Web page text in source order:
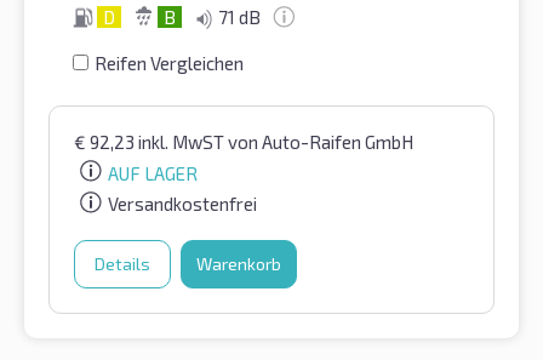
D B 71 dB
Reifen Vergleichen
€ 92,23 inkl. MwSTvon Auto-Raifen GmbH
AUF LAGER
Versandkostenfrei
Details Warenkorb